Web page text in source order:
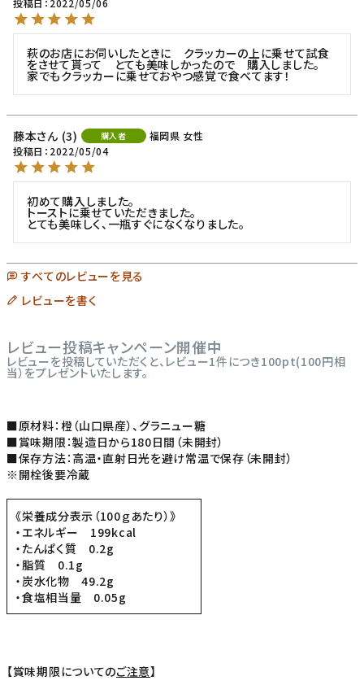
萩のお店にお伺いしたときに　クラッカーの上に乗せて試食
をさせて貰って　とても美味しかったので　購入しました。
家でもクラッカーに乗せておやつ感覚で食べてます！
藤本 3 購入者 福岡県 女性
投稿日
2022/05/04
初めて購入しました。
トーストに乗せていただきました。
とても美味しく、一瓶すぐになくなりました。
すべてのレビューを見る
レビューを書く
レビュー投稿キャンペーン開催中
レビューを投稿していただくと、レビュー1件につき100pt(100円相
当）をプレゼントいたします。
■原材料：橙（山口県産）、グラニュー糖
■賞味期限：製造日から180日間（未開封）
■保存方法：高温・直射日光を避け常温で保存（未開封）
※開栓後要冷蔵
《栄養成分表示（100ｇあたり）》
・エネルギー 199kcal
・たんぱく質 0.2g
・脂質 0.1g
・炭水化物 49.2g
・食塩相当量 0.05g
【賞味期限についてのご注意】